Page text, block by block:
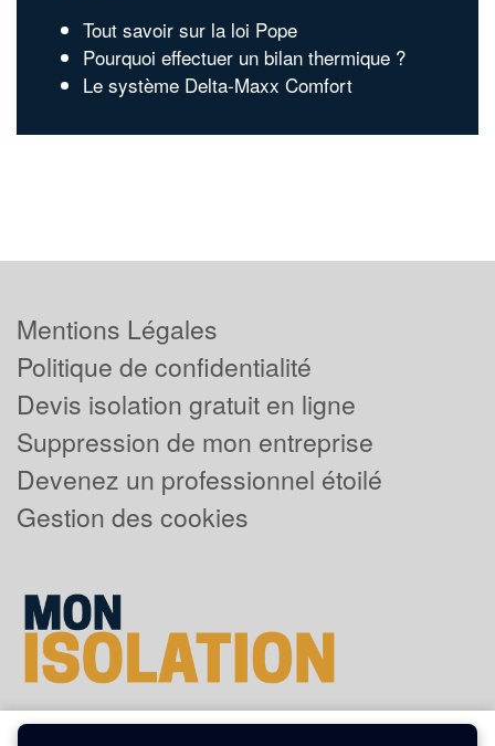
Tout savoir sur la loi Pope
Pourquoi effectuer un bilan thermique ?
Le système Delta-Maxx Comfort
Mentions Légales
Politique de confidentialité
Devis isolation gratuit en ligne
Suppression de mon entreprise
Devenez un professionnel étoilé
Gestion des cookies